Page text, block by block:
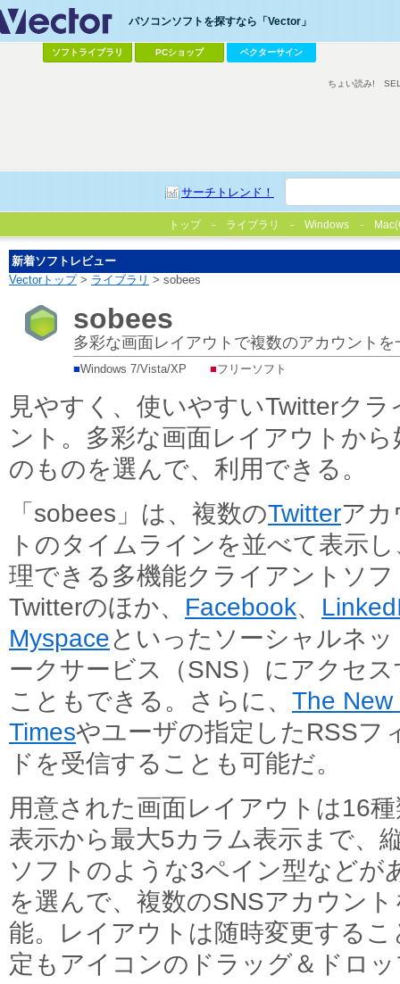
パソコンソフトを探すなら「Vector」
ソフトライブラリ PCショップ ベクターサイン
サーチトレンド！
ちょい読み!
トップ ライブラリ Windows
新着ソフトレビュー
Vectorトップ> ライブラリ > sobees
sobees
多彩な画面レイアウトで複数のアカウント
■Windows 7/Vista/XP ■フリーソフト
見やすく、使いやすいTwitterクラ
ント。多彩な画面レイアウトから
のものを選んで、利用できる。
「sobees」は、複数のTwitterアカ
トのタイムラインを並べて表示
理できる多機能クライアントソフ
Twitterのほか、 Facebook、
Myspaceといったソーシャルネ
ークサービス（SNS）にアクセ
こともできる。さらに、 The New
Timesやユーザの指定したRSSフ
ドを受信することも可能だ。
用意された画面レイアウトは16
表示から最大5カラム表示まで、
ソフトのような3ペイン型などが
を選んで、複数のSNSアカウン
能。レイアウトは随時変更する
定もアイコンのドラッグ＆ドロ